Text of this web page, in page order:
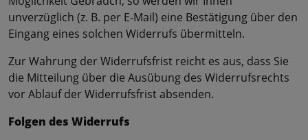
unverzüglich (z. B. per E-Mail) eine Bestätigung über den
Eingang eines solchen Widerrufs übermitteln.
Zur Wahrung der Widerrufsfrist reicht es aus, dass Sie
die Mitteilung über die Ausübung des Widerrufsrechts
vor Ablauf der Widerrufsfrist absenden.
Folgen des Widerrufs